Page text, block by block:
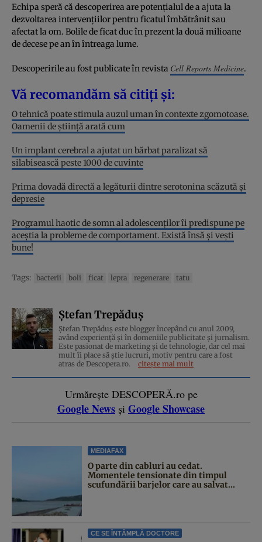
Echipa speră că descoperirea are potențialul de a ajuta la
dezvoltarea intervențiilor pentru ficatul îmbătrânit sau
afectat la om. Bolile de ficat duc în prezent la două milioane
de decese pe an în întreaga lume.
Descoperirile au fost publicate în revista Cell Reports Medicine.
Vă recomandăm să citiți și:
O tehnică poate stimula auzul uman în contexte zgomotoase.
Oamenii de știință arată cum
Un implant cerebral a ajutat un bărbat paralizat să
silabisească peste 1000 de cuvinte
Prima dovadă directă a legăturii dintre serotonina scăzută și
depresie
Programul haotic de somn al adolescenților îi predispune pe
aceștia la probleme de comportament. Există însă și vești
bune!
Tags: bacterii boli ficat lepra regenerare tatu
Ștefan Trepăduș
Ștefan Trepăduș este blogger începând cu anul 2009,
având experiență și în domeniile publicitate și jurnalism.
Este pasionat de marketing și de tehnologie, dar cel mai
mult îi place să știe lucruri, motiv pentru care a fost
atras de Descopera.ro.
citește mai mult
Urmărește DESCOPERĂ.ro pe
Google News și Google Showcase
MEDIAFAX
O parte din cabluri au cedat.
Momentele tensionate din timpul
scufundării barjelor care au salvat...
CE SE ÎNTÂMPLĂ DOCTORE